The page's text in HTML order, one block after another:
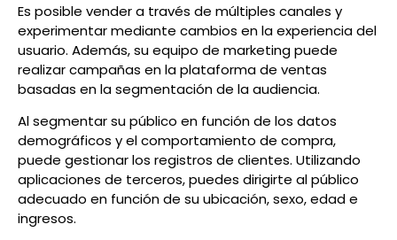
Es posible vender a través de múltiples canales y
experimentar mediante cambios en la experiencia del
usuario. Además, su equipo de marketing puede
realizar campañas en la plataforma de ventas
basadas en la segmentación de la audiencia.
Al segmentar su público en función de los datos
demográficos y el comportamiento de compra,
puede gestionar los registros de clientes. Utilizando
aplicaciones de terceros, puedes dirigirte al público
adecuado en función de su ubicación, sexo, edad e
ingresos.